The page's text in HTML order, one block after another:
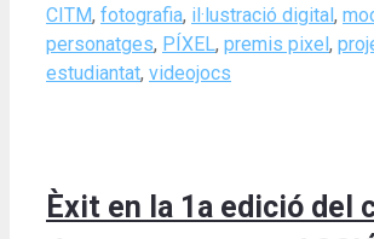
CITM, fotografia, il·lustració digital,
personatges, PÍXEL, premis pixel,
estudiantat, videojocs
Èxit en la 1a edició del